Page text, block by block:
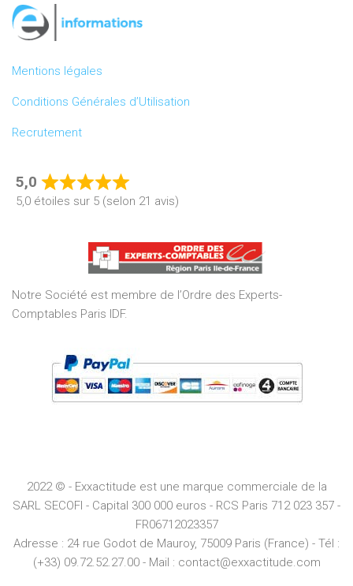
Mentions légales
Conditions Générales d’Utilisation
Recrutement
5,0
Rated
5,0
of
5
5,0 étoiles sur 5 (selon 21 avis)
Notre Société est membre de l’Ordre des Experts-
Comptables Paris IDF.
2022 © - Exxactitude est une marque commerciale de la
SARL SECOFI - Capital 300 000 euros - RCS Paris 712 023 357 -
FR06712023357
Adresse : 24 rue Godot de Mauroy, 75009 Paris (France) - Tél :
(+33) 09.72.52.27.00 - Mail : contact@exxactitude.com